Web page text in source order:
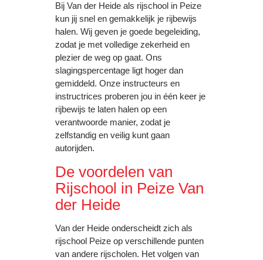
Bij Van der Heide als rijschool in Peize
kun jij snel en gemakkelijk je rijbewijs
halen. Wij geven je goede begeleiding,
zodat je met volledige zekerheid en
plezier de weg op gaat. Ons
slagingspercentage ligt hoger dan
gemiddeld. Onze instructeurs en
instructrices proberen jou in één keer je
rijbewijs te laten halen op een
verantwoorde manier, zodat je
zelfstandig en veilig kunt gaan
autorijden.
De voordelen van
Rijschool in Peize Van
der Heide
Van der Heide onderscheidt zich als
rijschool Peize op verschillende punten
van andere rijscholen. Het volgen van